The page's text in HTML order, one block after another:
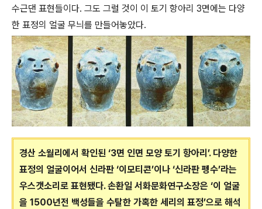
수근댄 표현들이다. 그도 그럴 것이 이 토기 항아리 3면에는 다양
한 표정의 얼굴 무늬를 만들어놓았다.
경산 소월리에서 확인된 ‘3면 인면 모양 토기 항아리’. 다양한
표정의 얼굴이어서 신라판 ‘이모티콘’이나 ‘신라판 펭수’라는
우스갯소리로 표현됐다. 손환일 서화문화연구소장은 ‘이 얼굴
을 1500년전 백성들을 수탈한 가혹한 세리의 표정’으로 해석